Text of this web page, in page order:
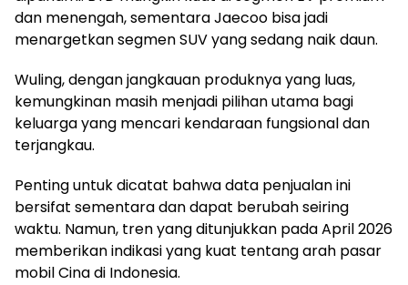
dan menengah, sementara Jaecoo bisa jadi
menargetkan segmen SUV yang sedang naik daun.
Wuling, dengan jangkauan produknya yang luas,
kemungkinan masih menjadi pilihan utama bagi
keluarga yang mencari kendaraan fungsional dan
terjangkau.
Penting untuk dicatat bahwa data penjualan ini
bersifat sementara dan dapat berubah seiring
waktu. Namun, tren yang ditunjukkan pada April 2026
memberikan indikasi yang kuat tentang arah pasar
mobil Cina di Indonesia.